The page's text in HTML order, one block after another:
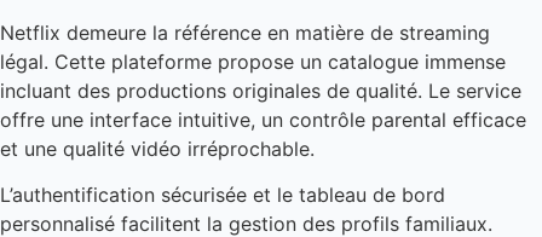
Netflix demeure la référence en matière de streaming
légal. Cette plateforme propose un catalogue immense
incluant des productions originales de qualité. Le service
offre une interface intuitive, un contrôle parental efficace
et une qualité vidéo irréprochable.
L’authentification sécurisée et le tableau de bord
personnalisé facilitent la gestion des profils familiaux.